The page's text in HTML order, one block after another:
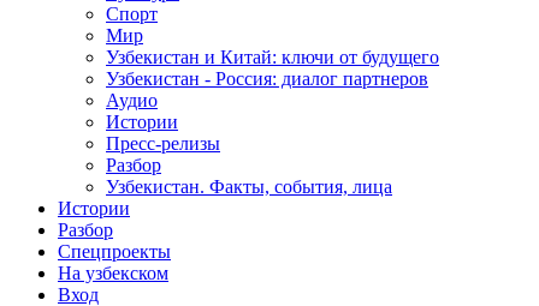
Спорт
Мир
Узбекистан и Китай: ключи от будущего
Узбекистан - Россия: диалог партнеров
Аудио
Истории
Пресс-релизы
Разбор
Узбекистан. Факты, события, лица
Истории
Разбор
Спецпроекты
На узбекском
Вход